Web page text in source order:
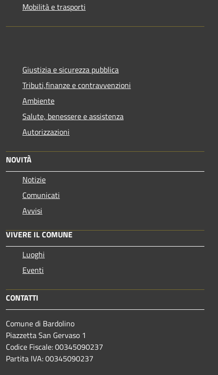
Mobilità e trasporti
Giustizia e sicurezza pubblica
Tributi,finanze e contravvenzioni
Ambiente
Salute, benessere e assistenza
Autorizzazioni
NOVITÀ
Notizie
Comunicati
Avvisi
VIVERE IL COMUNE
Luoghi
Eventi
CONTATTI
Comune di Bardolino
Piazzetta San Gervaso 1
Codice Fiscale: 00345090237
Partita IVA: 00345090237